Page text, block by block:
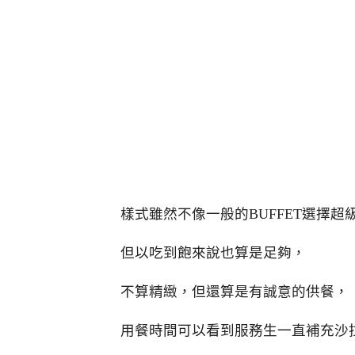
樣式雖然不像一般的BUFFET選擇超
但以吃到飽來說也算是足夠，
不算精緻，但還算是有誠意的供餐，
用餐時間可以看到服務生一直補充沙